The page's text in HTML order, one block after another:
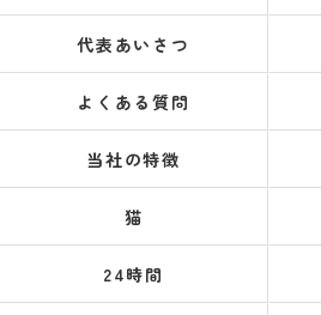
代表あいさつ
よくある質問
当社の特徴
猫
24時間